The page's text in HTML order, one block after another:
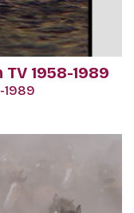
1958-1989
1989